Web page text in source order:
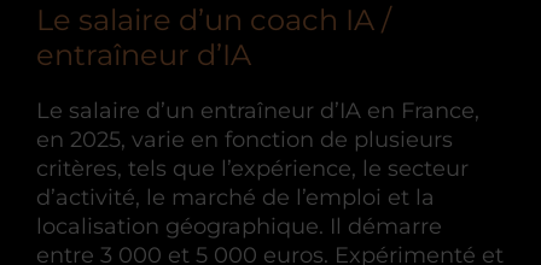
Le salaire d’un coach IA /
entraîneur d’IA
Le salaire d’un entraîneur d’IA en France,
en 2025, varie en fonction de plusieurs
critères, tels que l’expérience, le secteur
d’activité, le marché de l’emploi et la
localisation géographique. Il démarre
entre 3 000 et 5 000 euros. Expérimenté et